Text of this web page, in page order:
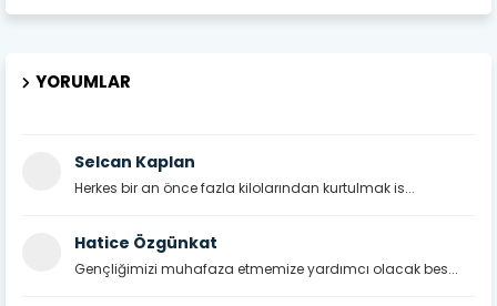
YORUMLAR
Selcan Kaplan
Herkes bir an önce fazla kilolarından kurtulmak is...
Hatice Özgünkat
Gençliğimizi muhafaza etmemize yardımcı olacak bes...